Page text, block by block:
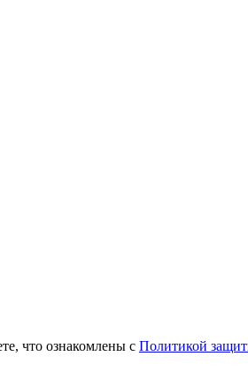
что ознакомлены с Политикой